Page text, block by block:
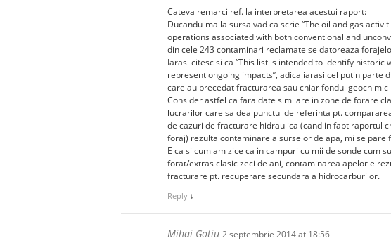
Cateva remarci ref. la interpretarea acestui raport:
Ducandu-ma la sursa vad ca scrie “The oil and gas
operations associated with both conventional and
din cele 243 contaminari reclamate se datoreaza
Iarasi citesc si ca “This list is intended to identify
represent ongoing impacts”, adica iarasi cel putin parte
care au precedat fracturarea sau chiar fondul geochimic
Consider astfel ca fara date similare in zone de forare
lucrarilor care sa dea punctul de referinta pt.
de cazuri de fracturare hidraulica (cand in fapt raportul
foraj) rezulta contaminare a surselor de apa, mi se pare
E ca si cum am zice ca in campuri cu mii de sonde cum
forat/extras clasic zeci de ani, contaminarea apelor e
fracturare pt. recuperare secundara a hidrocarburilor.
Reply ↓
Mihai Gotiu 2 septembrie 2014 at 18:56